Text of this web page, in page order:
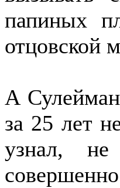
папиных
отцовской
А Сулейман
за 25 лет
узнал,